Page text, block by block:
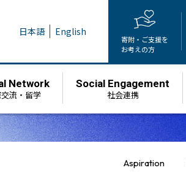
日本語 English
寄附・ご支援を
お考えの方
Network
流・留学
Social Engagement
社会連携
Aspiration